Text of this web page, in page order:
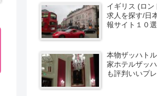
イギリス (ロン
求人を探す/日
報サイト１０選
本物ザッハト
家ホテルザッ
も評判いいプ